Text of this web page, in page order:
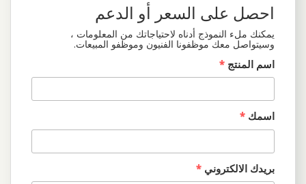
احصل على السعر أو الدعم
يمكنك ملء النموذج أدناه لاحتياجاتك من المعلومات ،
وسيتواصل معك موظفونا الفنيون وموظفو المبيعات.
اسم المنتج *
اسمك *
بريدك الالكتروني *